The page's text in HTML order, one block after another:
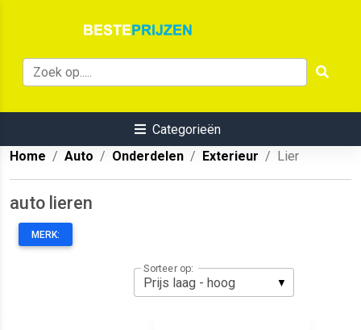
Categorieën
Home
Auto Onderdelen Exterieur Lier
auto lieren
MERK:
Sorteer op: